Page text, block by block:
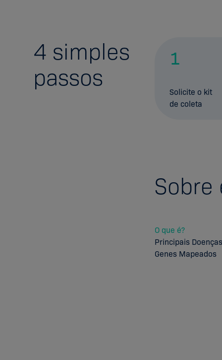
4 simples
passos
1
Solicite o kit
de coleta
Sobre
O que é?
Principais
Genes Mapeados